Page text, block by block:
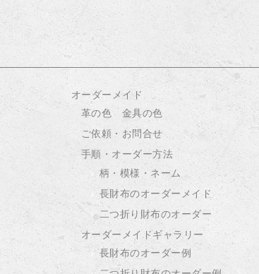
オーダーメイド
革の色 金具の色
ご依頼・お問合せ
手順・オーダー方法
柄・模様・ネーム
長財布のオーダーメイド
二つ折り財布のオーダー
オーダーメイドギャラリー
長財布のオーダー例